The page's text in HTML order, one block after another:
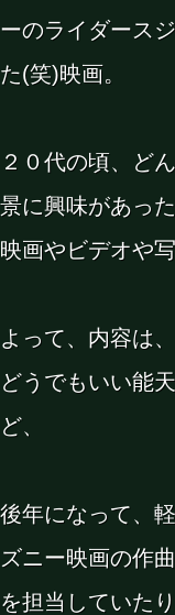
ーのライダース
た(笑)映画。
２０代の頃、ど
景に興味があっ
映画やビデオや
よって、内容は
どうでもいい能
ど、
後年になって、
ズニー映画の作
を担当していたり